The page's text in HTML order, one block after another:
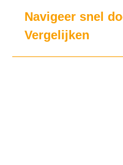
Navigeer snel
Vergelijken